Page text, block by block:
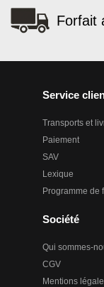
Forfait
Service
Transports et
Paiement
SAV
Lexique
Programme de
Société
Qui sommes-
CGV
Mentions